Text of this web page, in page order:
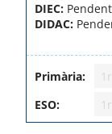
DIEC:
DIDAC:
Primària: 1r
ESO:
1r